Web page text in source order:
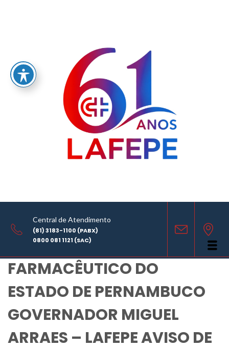
Central de Atendimento
(81) 3183-1100 (PABX)
0800 081 1121 (SAC)
LABORATÓRIO FARMACÊUTICO DO ESTADO DE PERNAMBUCO
GOVERNADOR MIGUEL ARRAES - LAFEPE AVISO DE COTAÇÃO Nº 0025/2018- DIVCO
COMPARTILHE
LABORATÓRIO
FARMACÊUTICO DO
ESTADO DE PERNAMBUCO
GOVERNADOR MIGUEL
ARRAES – LAFEPE AVISO DE